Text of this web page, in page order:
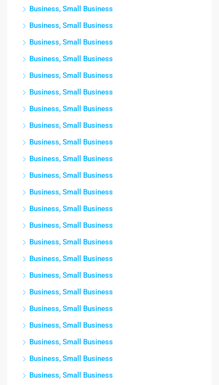
Business, Small Business
Business, Small Business
Business, Small Business
Business, Small Business
Business, Small Business
Business, Small Business
Business, Small Business
Business, Small Business
Business, Small Business
Business, Small Business
Business, Small Business
Business, Small Business
Business, Small Business
Business, Small Business
Business, Small Business
Business, Small Business
Business, Small Business
Business, Small Business
Business, Small Business
Business, Small Business
Business, Small Business
Business, Small Business
Business, Small Business